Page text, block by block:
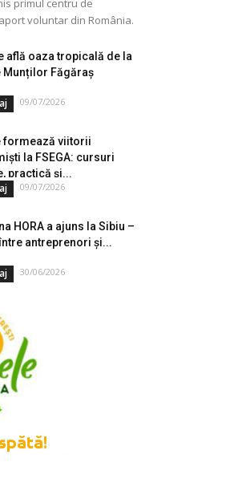
primul centru de
voluntar din România.
află oaza tropicală de la
Munților Făgăraș
09/07/2026
formează viitorii
la FSEGA: cursuri
practică și...
09/07/2026
HORA a ajuns la Sibiu –
antreprenori și...
30/06/2026